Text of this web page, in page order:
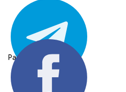
Partager: